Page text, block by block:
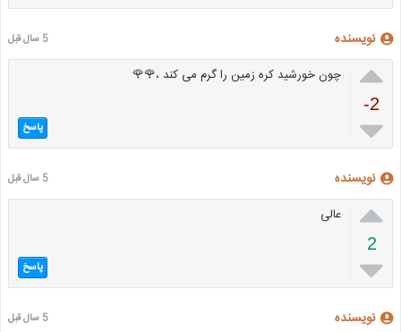
نویسنده 5 سال قبل

-2

چون خورشید کره زمین را گرم می کند ،🌹🌹
پاسخ
نویسنده 5 سال قبل

2

عالی
پاسخ
نویسنده 5 سال قبل